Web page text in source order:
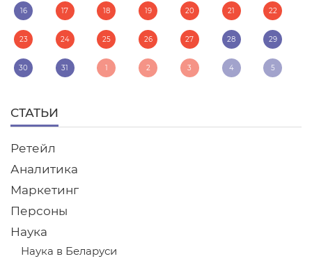
16 17 18 19 20 21 22
23 24 25 26 27 28 29
30 31 1 2 3 4 5
СТАТЬИ
Ретейл
Аналитика
Маркетинг
Персоны
Наука
Наука в Беларуси